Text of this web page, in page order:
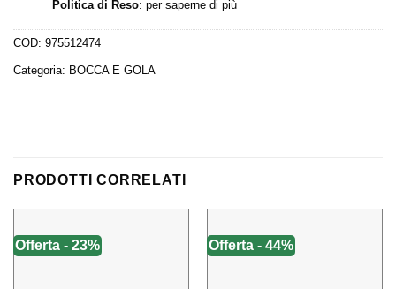
Politica di Reso: per saperne di più
COD: 975512474
Categoria: BOCCA E GOLA
PRODOTTI CORRELATI
Offerta - 23% Offerta - 44%